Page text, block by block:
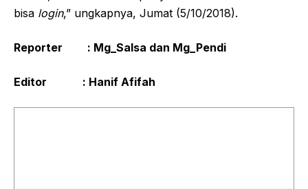
bisa login,” ungkapnya, Jumat (5/10/2018).
Reporter : Mg_Salsa dan Mg_Pendi
Editor : Hanif Afifah